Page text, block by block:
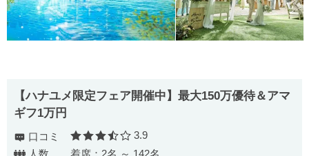
【ハナユメ限定フェア開催中】最⼤150万優待＆アマ
ギフ1万円
口コミ 口コミ評価
3.9
人数
着席：2名 ～ 142名